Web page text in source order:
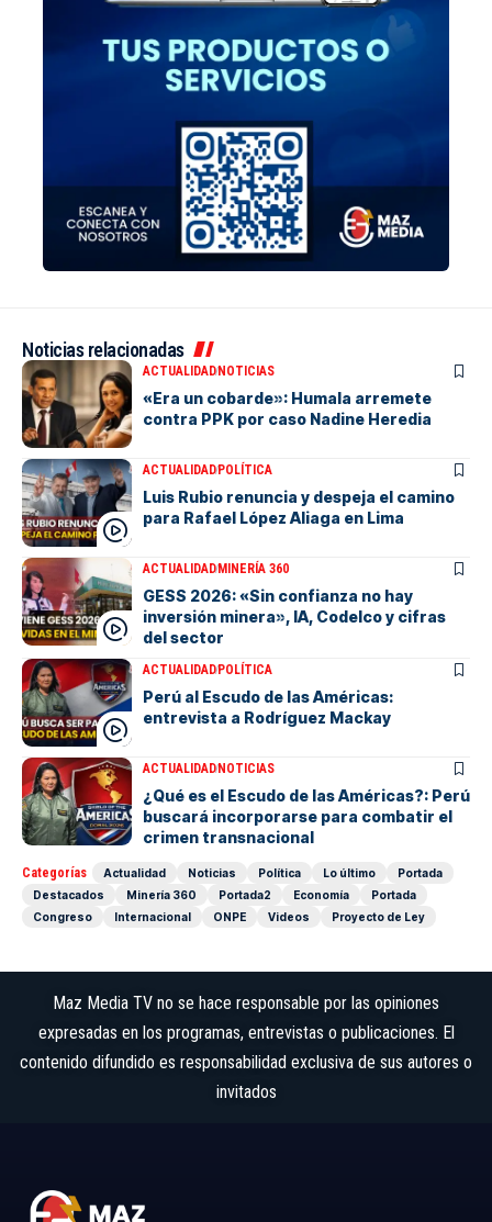
Noticias relacionadas
ACTUALIDADNOTICIAS
«Era un cobarde»: Humala arremete
contra PPK por caso Nadine Heredia
ACTUALIDADPOLÍTICA
Luis Rubio renuncia y despeja el camino
para Rafael López Aliaga en Lima
ACTUALIDADMINERÍA 360
GESS 2026: «Sin confianza no hay
inversión minera», IA, Codelco y cifras
del sector
ACTUALIDADPOLÍTICA
Perú al Escudo de las Américas:
entrevista a Rodríguez Mackay
ACTUALIDADNOTICIAS
¿Qué es el Escudo de las Américas?: Perú
buscará incorporarse para combatir el
crimen transnacional
Categorías Actualidad Noticias Política Lo último
Portada
Destacados
Minería 360 Portada2 Economía
Portada
Congreso
Internacional ONPE Videos Proyecto de Ley
Maz Media TV no se hace responsable por las opiniones
expresadas en los programas, entrevistas o publicaciones. El
contenido difundido es responsabilidad exclusiva de sus autores o
invitados